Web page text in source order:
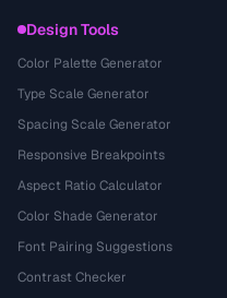
Design Tools
Color Palette Generator
Type Scale Generator
Spacing Scale Generator
Responsive Breakpoints
Aspect Ratio Calculator
Color Shade Generator
Font Pairing Suggestions
Contrast Checker